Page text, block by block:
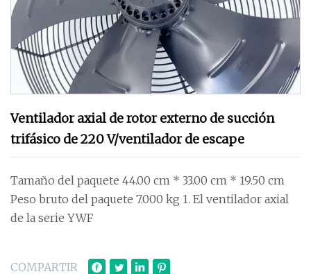
Ventilador axial de rotor externo de succión
trifásico de 220 V/ventilador de escape
Tamaño del paquete 44.00 cm * 33.00 cm * 19.50 cm
Peso bruto del paquete 7.000 kg 1. El ventilador axial
de la serie YWF
COMPARTIR